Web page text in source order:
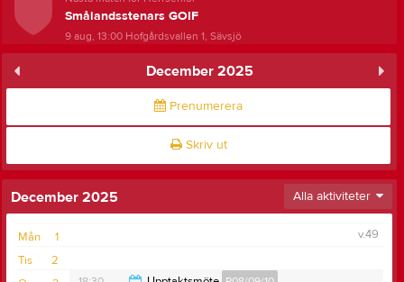
Smålandsstenars GOIF
9 aug, 13:00 Hofgårdsvallen 1, Sävsjö
December 2025
Prenumerera
Skriv ut
December 2025 Alla aktiviteter
1
Mån
v.49
2
Tis